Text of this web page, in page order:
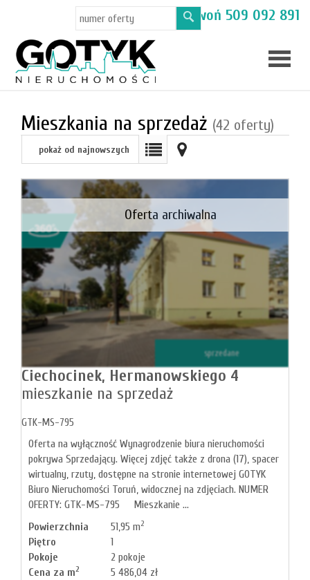
Masz pytania? Zadzwoń 509 092 891
Mieszkania na sprzedaż (42 oferty)
pokaż od najnowszych
sprzedane
Oferta archiwalna
Ciechocinek, Hermanowskiego 4
mieszkanie na sprzedaż
GTK-MS-795
Oferta na wyłączność Wynagrodzenie biura nieruchomości
pokrywa Sprzedający. Więcej zdjęć także z drona (17), spacer
wirtualny, rzuty, dostępne na stronie internetowej GOTYK
Biuro Nieruchomości Toruń, widocznej na zdjęciach. NUMER
OFERTY: GTK-MS-795 Mieszkanie ...
Powierzchnia
51,95 m2
Piętro
1
Pokoje
2 pokoje
Cena za m2 5 486,04 zł